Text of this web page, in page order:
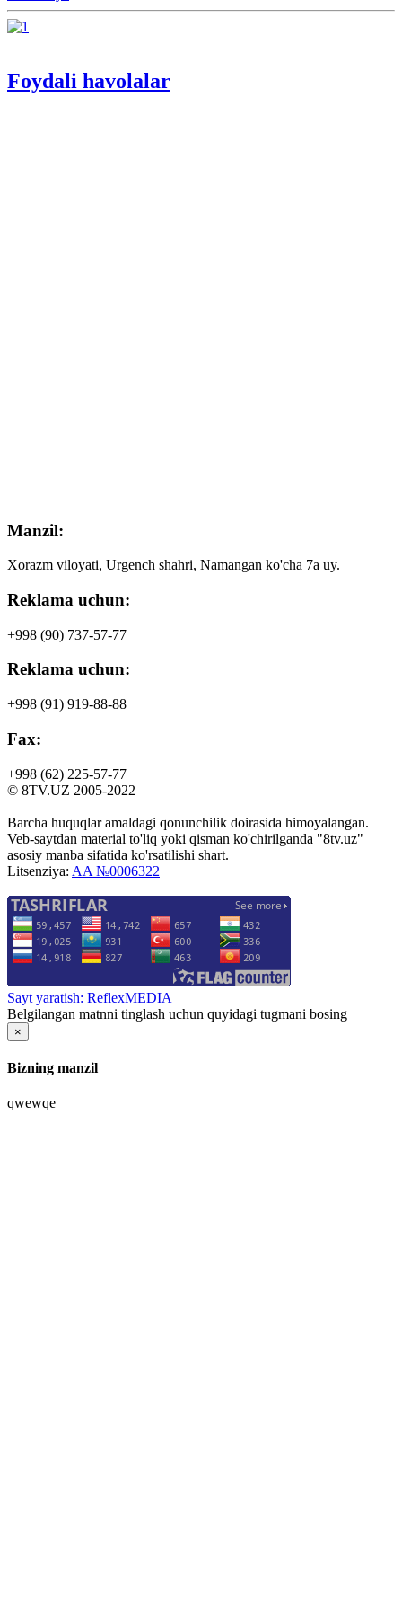
Foydali havolalar
Manzil:
Xorazm viloyati, Urgench shahri, Namangan ko'cha 7a uy.
Reklama uchun:
+998 (90) 737-57-77
Reklama uchun:
+998 (91) 919-88-88
Fax:
+998 (62) 225-57-77
© 8TV.UZ 2005-2022
Barcha huquqlar amaldagi qonunchilik doirasida himoyalangan.
Veb-saytdan material to'liq yoki qisman ko'chirilganda "8tv.uz"
asosiy manba sifatida ko'rsatilishi shart.
Litsenziya: AA №0006322
Sayt yaratish: ReflexMEDIA
Belgilangan matnni tinglash uchun quyidagi tugmani bosing
×
Bizning manzil
qwewqe